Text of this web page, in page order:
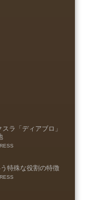
ラ「ディアブロ」
特殊な役割の特徴